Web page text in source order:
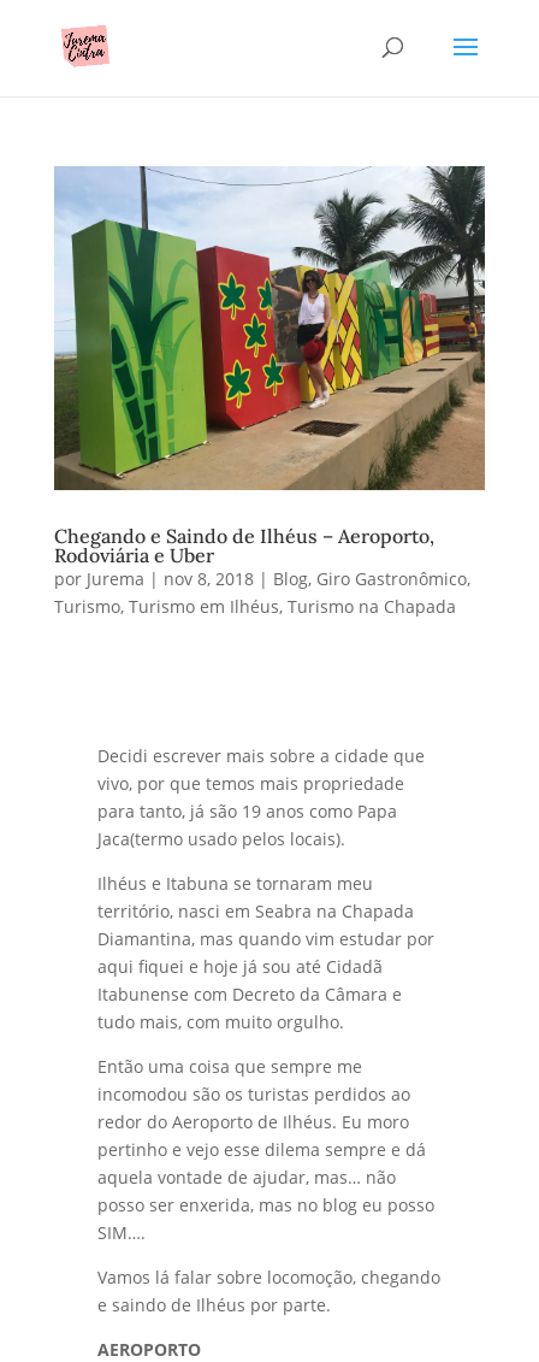
Chegando e Saindo de Ilhéus – Aeroporto,
Rodoviária e Uber
por Jurema | nov 8, 2018| Blog, Giro Gastronômico,
Turismo, Turismo em Ilhéus, Turismo na Chapada
Decidi escrever mais sobre a cidade que
vivo, por que temos mais propriedade
para tanto, já são 19 anos como Papa
Jaca(termo usado pelos locais).
Ilhéus e Itabuna se tornaram meu
território, nasci em Seabra na Chapada
Diamantina, mas quando vim estudar por
aqui fiquei e hoje já sou até Cidadã
Itabunense com Decreto da Câmara e
tudo mais, com muito orgulho.
Então uma coisa que sempre me
incomodou são os turistas perdidos ao
redor do Aeroporto de Ilhéus. Eu moro
pertinho e vejo esse dilema sempre e dá
aquela vontade de ajudar, mas… não
posso ser enxerida, mas no blog eu posso
SIM….
Vamos lá falar sobre locomoção, chegando
e saindo de Ilhéus por parte.
AEROPORTO